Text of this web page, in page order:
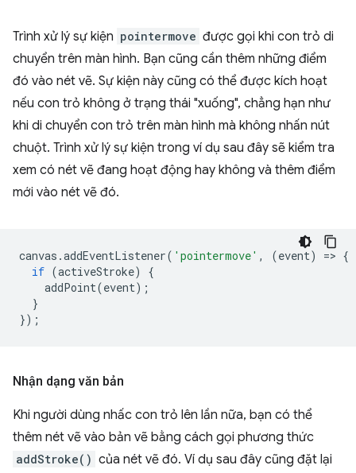
Trình xử lý sự kiện pointermove được gọi khi con trỏ di
chuyển trên màn hình. Bạn cũng cần thêm những điểm
đó vào nét vẽ. Sự kiện này cũng có thể được kích hoạt
nếu con trỏ không ở trạng thái "xuống", chẳng hạn như
khi di chuyển con trỏ trên màn hình mà không nhấn nút
chuột. Trình xử lý sự kiện trong ví dụ sau đây sẽ kiểm tra
xem có nét vẽ đang hoạt động hay không và thêm điểm
mới vào nét vẽ đó.
canvas .addEventListener( 'pointermove' , (event) => {
if (activeStroke)
{
addPoint(event);
}
});
Nhận dạng văn bản
Khi người dùng nhấc con trỏ lên lần nữa, bạn có thể
thêm nét vẽ vào bản vẽ bằng cách gọi phương thức
addStroke() của nét vẽ đó. Ví dụ sau đây cũng đặt lại